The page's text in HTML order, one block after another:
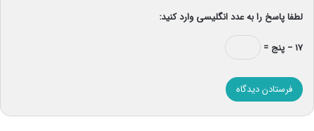
لطفا پاسخ را به عدد انگلیسی وارد کنید:
۱۷ − پنج =